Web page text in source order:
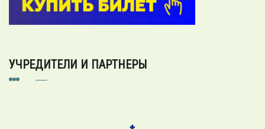
УЧРЕДИТЕЛИ И ПАРТНЕРЫ